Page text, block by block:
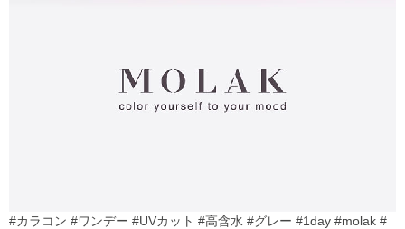
#カラコン #ワンデー #UVカット #高含水 #グレー #1day #molak #